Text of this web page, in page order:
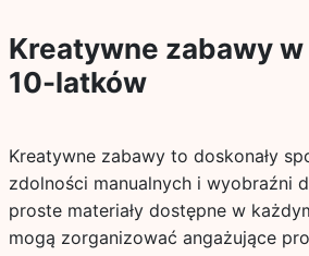
Kreatywne zabawy
10-latków
Kreatywne zabawy to doskonały
zdolności manualnych i wyobraźni
proste materiały dostępne w
mogą zorganizować angażujące